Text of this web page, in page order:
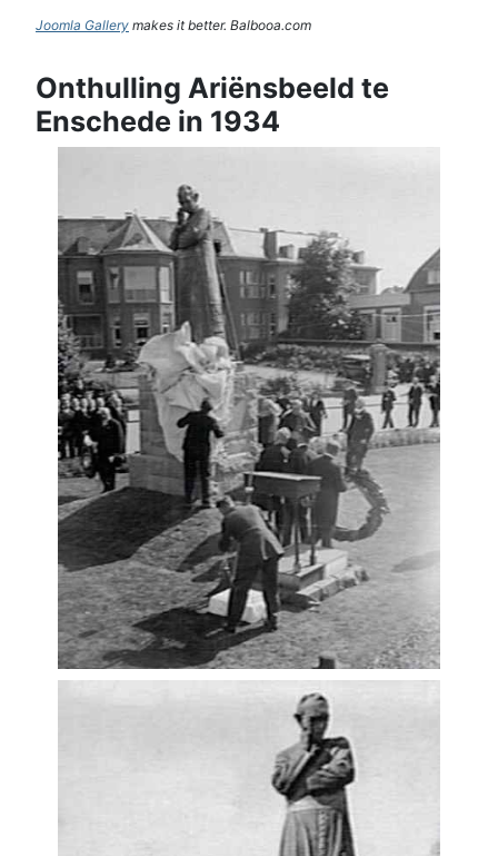
Joomla Gallery makes it better. Balbooa.com
Onthulling Ariënsbeeld te
Enschede in 1934